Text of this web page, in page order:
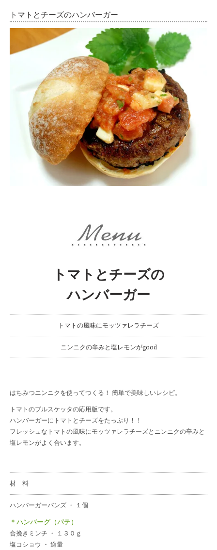
トマトとチーズのハンバーガー
トマトとチーズの
ハンバーガー
トマトの風味にモッツァレラチーズ
ニンニクの辛みと塩レモンがgood
はちみつニンニクを使ってつくる！ 簡単で美味しいレシピ。
トマトのブルスケッタの応用版です。
ハンバーガーにトマトとチーズをたっぷり！！
フレッシュなトマトの風味にモッツァレラチーズとニンニクの辛みと
塩レモンがよく合います。
材 料
ハンバーガーバンズ ・ １個
＊ハンバーグ（パテ）
合挽きミンチ ・ １３０ｇ
塩コショウ ・ 適量